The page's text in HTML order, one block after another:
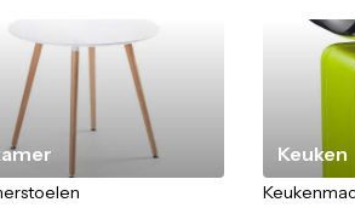
Keuken